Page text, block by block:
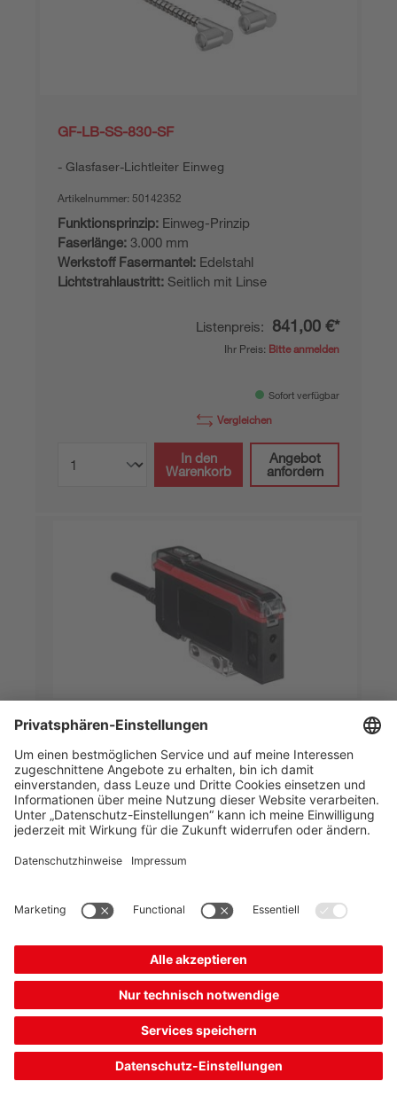
GF-LB-SS-830-SF
Glasfaser-Lichtleiter Einweg
Artikelnummer: 50142352
Funktionsprinzip: Einweg-Prinzip
Faserlänge: 3.000 mm
Werkstoff Fasermantel: Edelstahl
Lichtstrahlaustritt: Seitlich mit Linse
Listenpreis: 841,00 €*
Ihr Preis: Bitte anmelden
Sofort verfügbar
Vergleichen
In den
Warenkorb
Angebot
anfordern
LV463.7/4T-M8
Lichtleiter Verstärker
Artikelnummer:50118405
Listenpreis: 254,00 €*
Sofort verfügbar
In den
Warenkorb
anfordern
Weitere einblenden(1)